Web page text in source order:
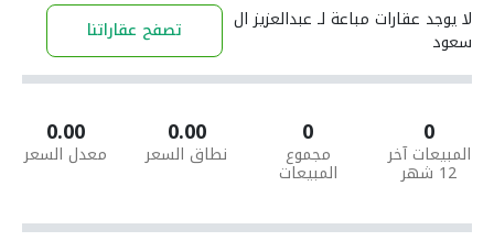
لا يوجد عقارات مباعة لـ عبدالعزيز ال
سعود تصفح عقاراتنا
0
المبيعات آخر
12 شهر
0
مجموع
المبيعات
0.00
نطاق السعر
0.00
معدل السعر